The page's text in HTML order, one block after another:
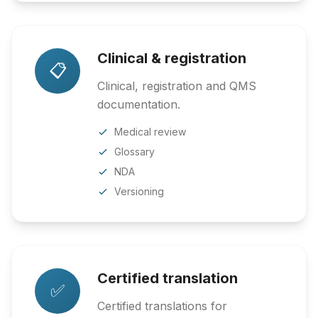
📋
Clinical & registration
Clinical, registration and QMS
documentation.
Medical review
Glossary
NDA
Versioning
✅
Certified translation
Certified translations for